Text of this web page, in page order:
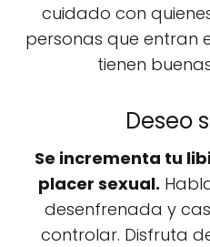
cuidado con
personas que entran
tienen
Deseo
Se incrementa tu
placer sexual.
desenfrenada y
controlar. Disfruta